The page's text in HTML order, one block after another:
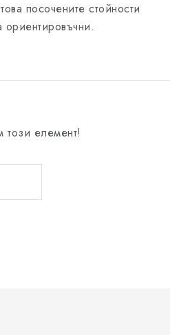
посочените стойности
ориентировъчни.
този елемент!